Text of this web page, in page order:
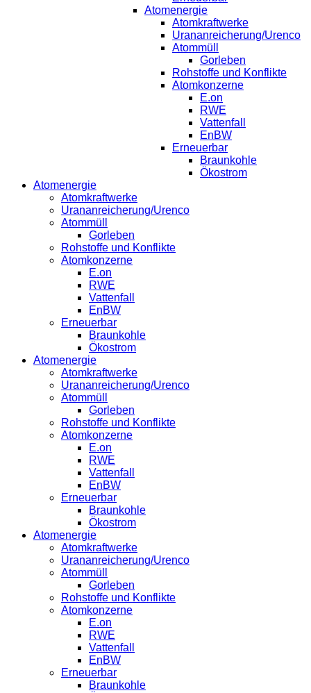
Atomenergie
Atomkraftwerke
Urananreicherung/Urenco
Atommüll
Gorleben
Rohstoffe und Konflikte
Atomkonzerne
E.on
RWE
Vattenfall
EnBW
Erneuerbar
Braunkohle
Ökostrom
Atomenergie
Atomkraftwerke
Urananreicherung/Urenco
Atommüll
Gorleben
Rohstoffe und Konflikte
Atomkonzerne
E.on
RWE
Vattenfall
EnBW
Erneuerbar
Braunkohle
Ökostrom
Atomenergie
Atomkraftwerke
Urananreicherung/Urenco
Atommüll
Gorleben
Rohstoffe und Konflikte
Atomkonzerne
E.on
RWE
Vattenfall
EnBW
Erneuerbar
Braunkohle
Ökostrom
Atomenergie
Atomkraftwerke
Urananreicherung/Urenco
Atommüll
Gorleben
Rohstoffe und Konflikte
Atomkonzerne
E.on
RWE
Vattenfall
EnBW
Erneuerbar
Braunkohle